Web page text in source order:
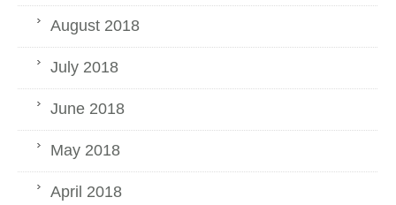
August 2018
July 2018
June 2018
May 2018
April 2018